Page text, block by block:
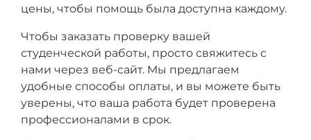
цены, чтобы помощь была доступна каждому.
Чтобы заказать проверку вашей
студенческой работы, просто свяжитесь с
нами через веб-сайт. Мы предлагаем
удобные способы оплаты, и вы можете быть
уверены, что ваша работа будет проверена
профессионалами в срок.